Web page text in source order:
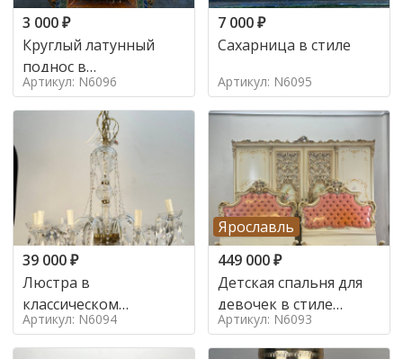
3 000₽
Круглый латунный
поднос в
марокканском стиле в
стиле
Артикул: N6096
7 000₽
Сахарница в стиле
Артикул: N6095
39 000₽
Люстра в
классическом
итальянском стиле на
10 ламп. в стиле
Артикул: N6094
Ярославль
449 000₽
Детская спальня для
девочек в стиле
итальянского барокко
в стиле
Артикул: N6093